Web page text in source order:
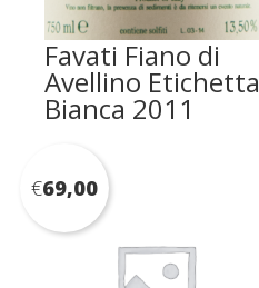
Favati Fiano di
Avellino Etichetta
Bianca 2011
€69,00